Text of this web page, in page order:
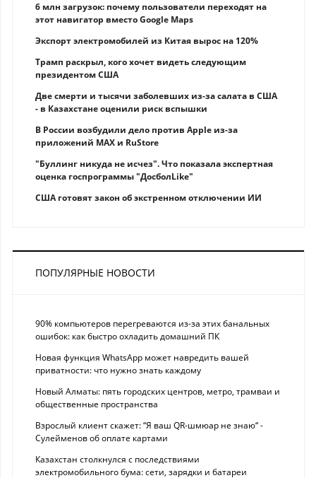
6 млн загрузок: почему пользователи переходят на
этот навигатор вместо Google Maps
Экспорт электромобилей из Китая вырос на 120%
Трамп раскрыл, кого хочет видеть следующим
президентом США
Две смерти и тысячи заболевших из-за салата в США
- в Казахстане оценили риск вспышки
В России возбудили дело против Apple из-за
приложений MAX и RuStore
"Буллинг никуда не исчез". Что показала экспертная
оценка госпрограммы "ДосболLike"
США готовят закон об экстренном отключении ИИ
ПОПУЛЯРНЫЕ НОВОСТИ
90% компьютеров перегреваются из-за этих банальных
ошибок: как быстро охладить домашний ПК
Новая функция WhatsApp может навредить вашей
приватности: что нужно знать каждому
Новый Алматы: пять городских центров, метро, трамваи и
общественные пространства
Взрослый клиент скажет: “Я ваш QR-шмюар не знаю“ -
Сулейменов об оплате картами
Казахстан столкнулся с последствиями
электромобильного бума: сети, зарядки и батареи